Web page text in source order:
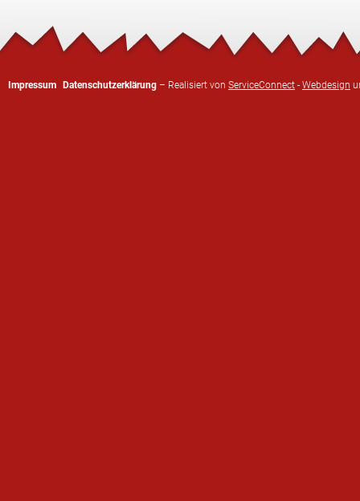
Impressum Datenschutzerklärung – Realisiert von ServiceConnect - Webdesign